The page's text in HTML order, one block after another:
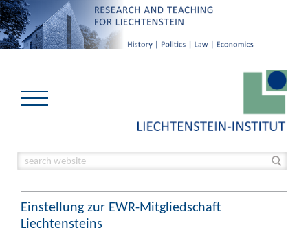
Einstellung zur EWR-Mitgliedschaft
Liechtensteins